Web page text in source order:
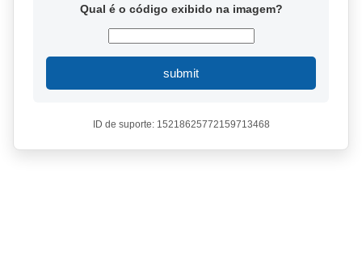
Qual é o código exibido na imagem?
submit
ID de suporte: 15218625772159713468